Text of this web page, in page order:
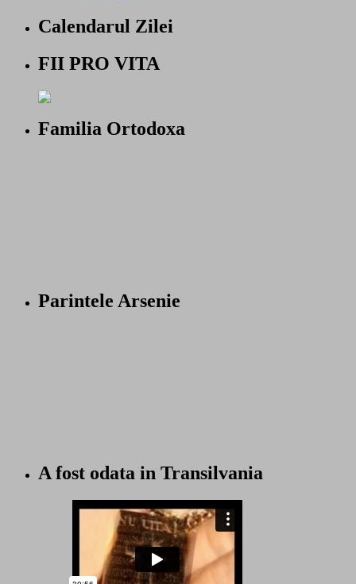
Calendarul Zilei
FII PRO VITA
Familia Ortodoxa
Parintele Arsenie
A fost odata in Transilvania